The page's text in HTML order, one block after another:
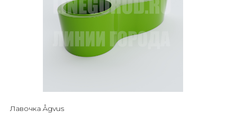
Лавочка Ågvus